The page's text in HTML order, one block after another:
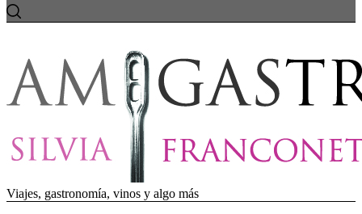
Viajes, gastronomía, vinos y algo más